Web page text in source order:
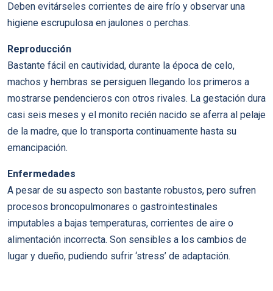
Deben evitárseles corrientes de aire frío y observar una
higiene escrupulosa en jaulones o perchas.
Reproducción
Bastante fácil en cautividad, durante la época de celo,
machos y hembras se persiguen llegando los primeros a
mostrarse pendencieros con otros rivales. La gestación dura
casi seis meses y el monito recién nacido se aferra al pelaje
de la madre, que lo transporta continuamente hasta su
emancipación.
Enfermedades
A pesar de su aspecto son bastante robustos, pero sufren
procesos broncopulmonares o gastrointestinales
imputables a bajas temperaturas, corrientes de aire o
alimentación incorrecta. Son sensibles a los cambios de
lugar y dueño, pudiendo sufrir ‘stress’ de adaptación.